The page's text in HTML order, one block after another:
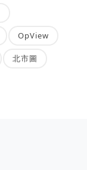
OpView
北市圖